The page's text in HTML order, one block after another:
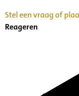
Stel een vraag of
Reageren